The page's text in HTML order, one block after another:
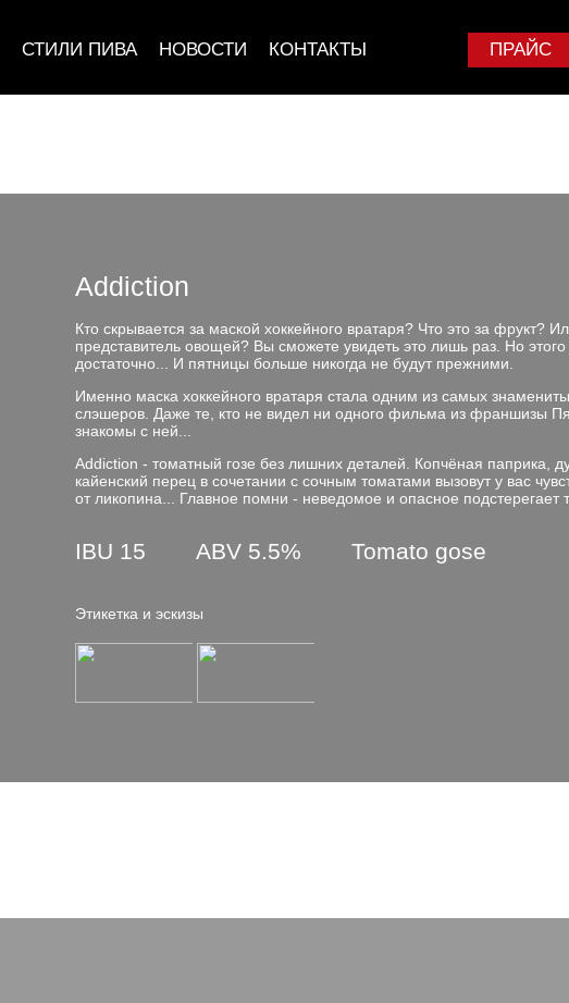
СТИЛИ ПИВА НОВОСТИ КОНТАКТЫ ПРАЙС
Addiction
Кто скрывается за маской хоккейного вратаря? Что это за фрукт?
представитель овощей? Вы сможете увидеть это лишь раз. Но этого
достаточно... И пятницы больше никогда не будут прежними.
Именно маска хоккейного вратаря стала одним из самых
слэшеров. Даже те, кто не видел ни одного фильма из франшизы
знакомы с ней...
Addiction - томатный гозе без лишних деталей. Копчёная паприка,
кайенский перец в сочетании с сочным томатами вызовут у вас
от ликопина... Главное помни - неведомое и опасное подстерегает
IBU 15 ABV 5.5% Tomato gose
Этикетка и эскизы